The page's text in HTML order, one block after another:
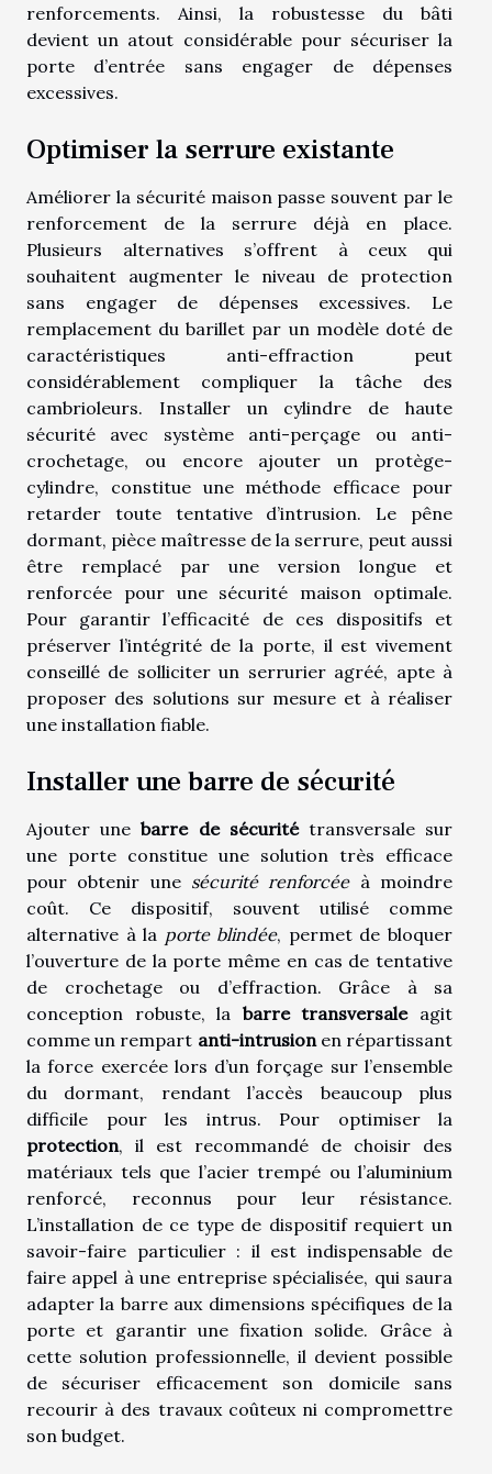
renforcements. Ainsi, la robustesse du bâti
devient un atout considérable pour sécuriser la
porte d’entrée sans engager de dépenses
excessives.
Optimiser la serrure existante
Améliorer la sécurité maison passe souvent par le
renforcement de la serrure déjà en place.
Plusieurs alternatives s’offrent à ceux qui
souhaitent augmenter le niveau de protection
sans engager de dépenses excessives. Le
remplacement du barillet par un modèle doté de
caractéristiques anti-effraction peut
considérablement compliquer la tâche des
cambrioleurs. Installer un cylindre de haute
sécurité avec système anti-perçage ou anti-
crochetage, ou encore ajouter un protège-
cylindre, constitue une méthode efficace pour
retarder toute tentative d’intrusion. Le pêne
dormant, pièce maîtresse de la serrure, peut aussi
être remplacé par une version longue et
renforcée pour une sécurité maison optimale.
Pour garantir l’efficacité de ces dispositifs et
préserver l’intégrité de la porte, il est vivement
conseillé de solliciter un serrurier agréé, apte à
proposer des solutions sur mesure et à réaliser
une installation fiable.
Installer une barre de sécurité
Ajouter unebarre de sécuritétransversale sur
une porte constitue une solution très efficace
pour obtenir une sécurité renforcéeà moindre
coût. Ce dispositif, souvent utilisé comme
alternative à la porte blindée, permet de bloquer
l’ouverture de la porte même en cas de tentative
de crochetage ou d’effraction. Grâce à sa
conception robuste, la barre transversaleagit
comme un rempart anti-intrusionen répartissant
la force exercée lors d’un forçage sur l’ensemble
du dormant, rendant l’accès beaucoup plus
difficile pour les intrus. Pour optimiser la
protection, il est recommandé de choisir des
matériaux tels que l’acier trempé ou l’aluminium
renforcé, reconnus pour leur résistance.
L’installation de ce type de dispositif requiert un
savoir-faire particulier : il est indispensable de
faire appel à une entreprise spécialisée, qui saura
adapter la barre aux dimensions spécifiques de la
porte et garantir une fixation solide. Grâce à
cette solution professionnelle, il devient possible
de sécuriser efficacement son domicile sans
recourir à des travaux coûteux ni compromettre
son budget.